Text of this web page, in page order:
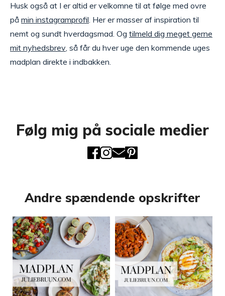
Husk også at I er altid er velkomne til at følge med ovre
på min instagramprofil. Her er masser af inspiration til
nemt og sundt hverdagsmad. Og tilmeld dig meget gerne
mit nyhedsbrev, så får du hver uge den kommende uges
madplan direkte i indbakken.
Følg mig på sociale medier
Andre spændende opskrifter